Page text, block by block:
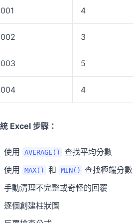
001 4
002 3
003 5
004 4
Excel 步驟：
使用 AVERAGE()
查找平均分數
使用
MAX() 和 MIN()
查找極端分數
手動清理不完整或奇怪的回覆
逐個創建柱狀圖